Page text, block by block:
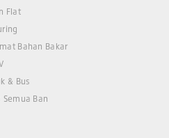
Flat
Bahan Bakar
& Bus
Semua Ban